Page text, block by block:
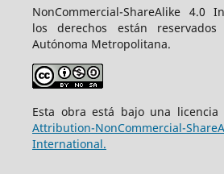
NonCommercial-ShareAlike 4.0
los derechos están
Autónoma Metropolitana.
Esta obra está bajo una licencia
Attribution-
International.